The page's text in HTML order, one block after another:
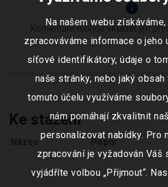
info
Komentáře mohou vkládat jen
Ke stažení
Název Popis
Na našem webu
zpracováváme informace o jeho
síťové identifikátory, údaje o
naše stránky, nebo jaký
tomuto účelu využíváme
nám pomáhají zkvalitnit
personalizovat nabídky. Pro
zpracování je vyžadován Váš
vyjádříte volbou „Přijmout“.